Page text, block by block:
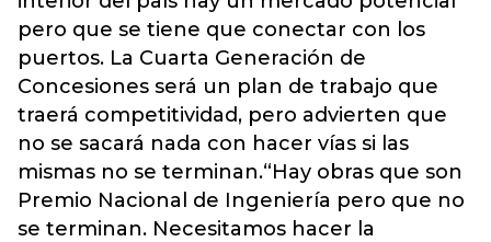
pero que se tiene que conectar con los
puertos. La Cuarta Generación de
Concesiones será un plan de trabajo que
traerá competitividad, pero advierten que
no se sacará nada con hacer vías si las
mismas no se terminan.“Hay obras que son
Premio Nacional de Ingeniería pero que no
se terminan. Necesitamos hacer la